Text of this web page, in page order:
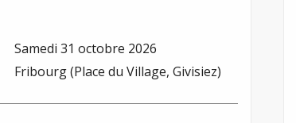
Samedi 31 octobre 2026
Fribourg (Place du Village, Givisiez)